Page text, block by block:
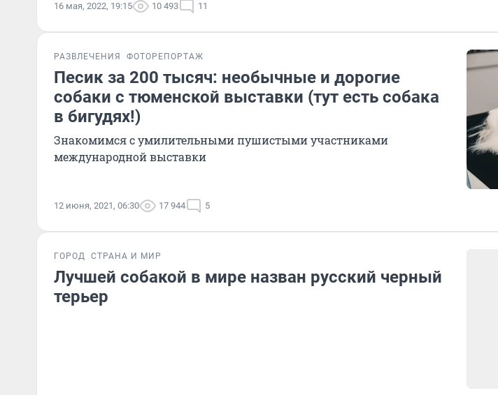
16 мая, 2022, 19:15 10 493 11
РАЗВЛЕЧЕНИЯ ФОТОРЕПОРТАЖ
Песик за 200 тысяч: необычные и дорогие
собаки с тюменской выставки (тут есть собака
в бигудях!)
Знакомимся с умилительными пушистыми участниками
международной выставки
12 июня, 2021, 06:30 17 944 5
ГОРОД СТРАНА И МИР
Лучшей собакой в мире назван русский черный
терьер